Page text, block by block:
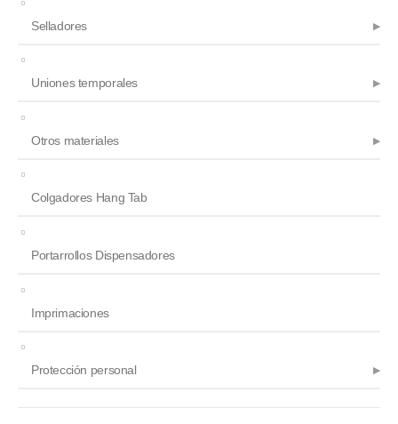
Selladores
Uniones temporales
Otros materiales
Colgadores Hang Tab
Portarrollos Dispensadores
Imprimaciones
Protección personal